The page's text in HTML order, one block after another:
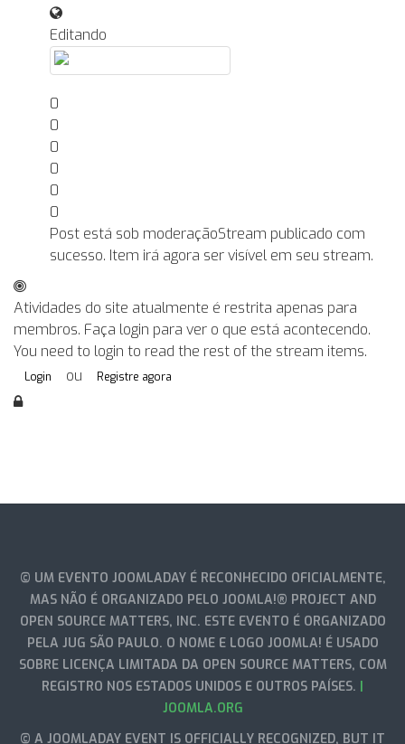
Editando
0
0
0
0
0
0
Post está sob moderaçãoStream publicado com
sucesso. Item irá agora ser visível em seu stream.
Atividades do site atualmente é restrita apenas para
membros. Faça login para ver o que está acontecendo.
You need to login to read the rest of the stream items.
Login ou Registre agora
© UM EVENTO JOOMLADAY É RECONHECIDO OFICIALMENTE,
MAS NÃO É ORGANIZADO PELO JOOMLA!® PROJECT AND
OPEN SOURCE MATTERS, INC. ESTE EVENTO É ORGANIZADO
PELA JUG SÃO PAULO. O NOME E LOGO JOOMLA! É USADO
SOBRE LICENÇA LIMITADA DA OPEN SOURCE MATTERS, COM
REGISTRO NOS ESTADOS UNIDOS E OUTROS PAÍSES. |
JOOMLA.ORG
© A JOOMLADAY EVENT IS OFFICIALLY RECOGNIZED, BUT IT